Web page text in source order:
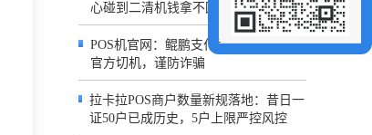
心碰到二清机钱拿不回来
POS机官网：鲲鹏支付声明：严禁冒用
官方切机，谨防诈骗
拉卡拉POS商户数量新规落地：昔日一
证50户已成历史，5户上限严控风控